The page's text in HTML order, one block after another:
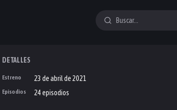
DETALLES
Estreno 23 de abril de 2021
Episodios 24 episodios